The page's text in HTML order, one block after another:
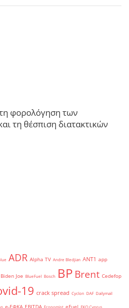
φορολόγηση των
τη θέσπιση διατακτικών
ADR Alpha TV Andre Bledjian ANT1 app
Biden Joe BlueFuel Bosch BPBrent Cedefop
19 crack spread Cyclon DAF Dailymail
Economist EKO Cyprus